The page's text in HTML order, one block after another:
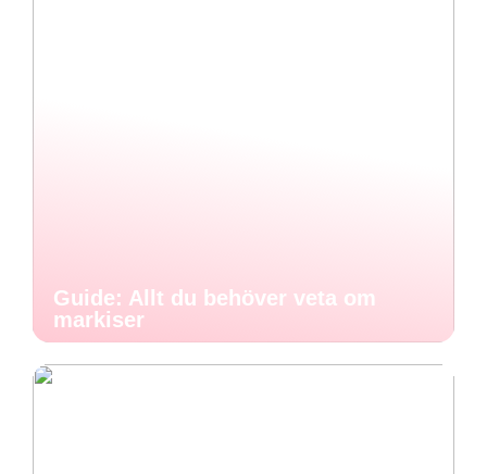
Guide: Allt du behöver veta om
markiser